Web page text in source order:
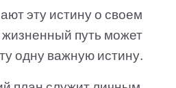
эту истину о своем
путь может
одну важную истину.